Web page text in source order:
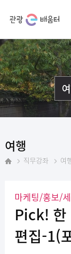
여행
직무강좌 여
마케팅/홍보/
Pick! 한
편집-1(